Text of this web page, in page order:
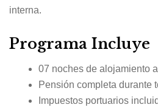
interna.
Programa Incluye
07 noches de alojamiento
Pensión completa durante
Impuestos portuarios